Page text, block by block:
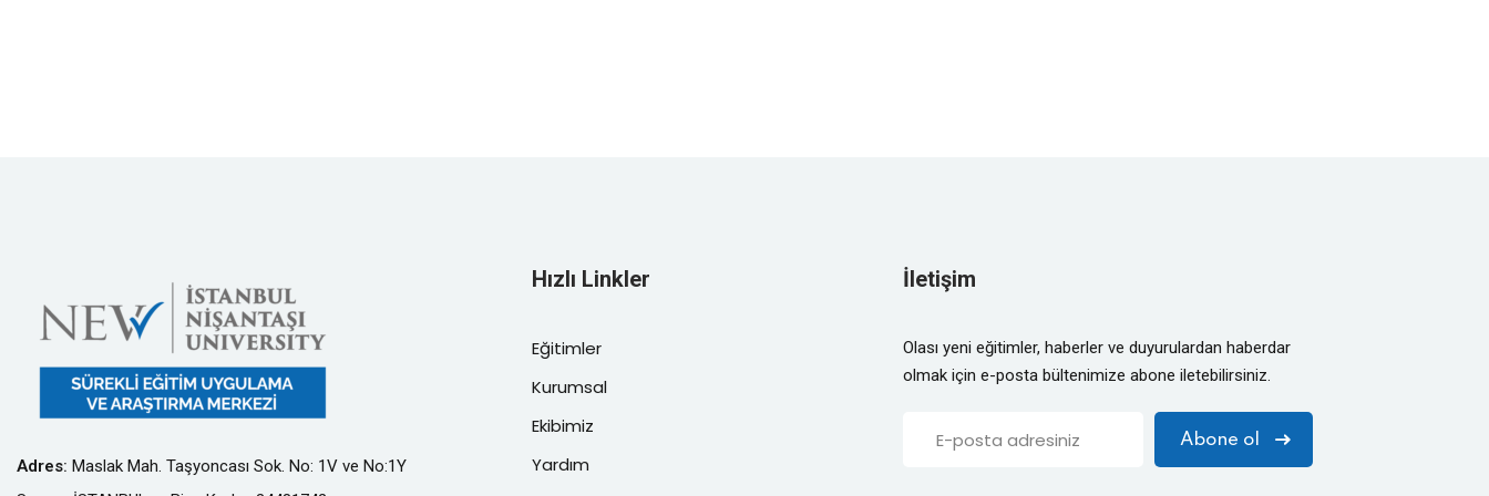
Adres: Maslak Mah. Taşyoncası Sok. No: 1V ve No:1Y
Hızlı Linkler
Eğitimler
Kurumsal
Ekibimiz
Yardım
İletişim
Olası yeni eğitimler, haberler ve duyurulardan haberdar
olmak için e-posta bültenimize abone iletebilirsiniz.
Abone ol